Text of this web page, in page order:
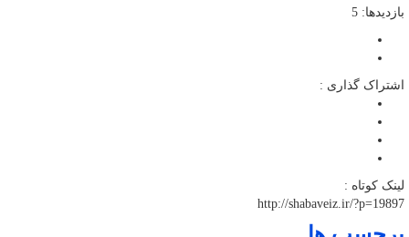
بازدیدها: 5
اشتراک گذاری :
لینک کوتاه :
http://shabaveiz.ir/?p=19897